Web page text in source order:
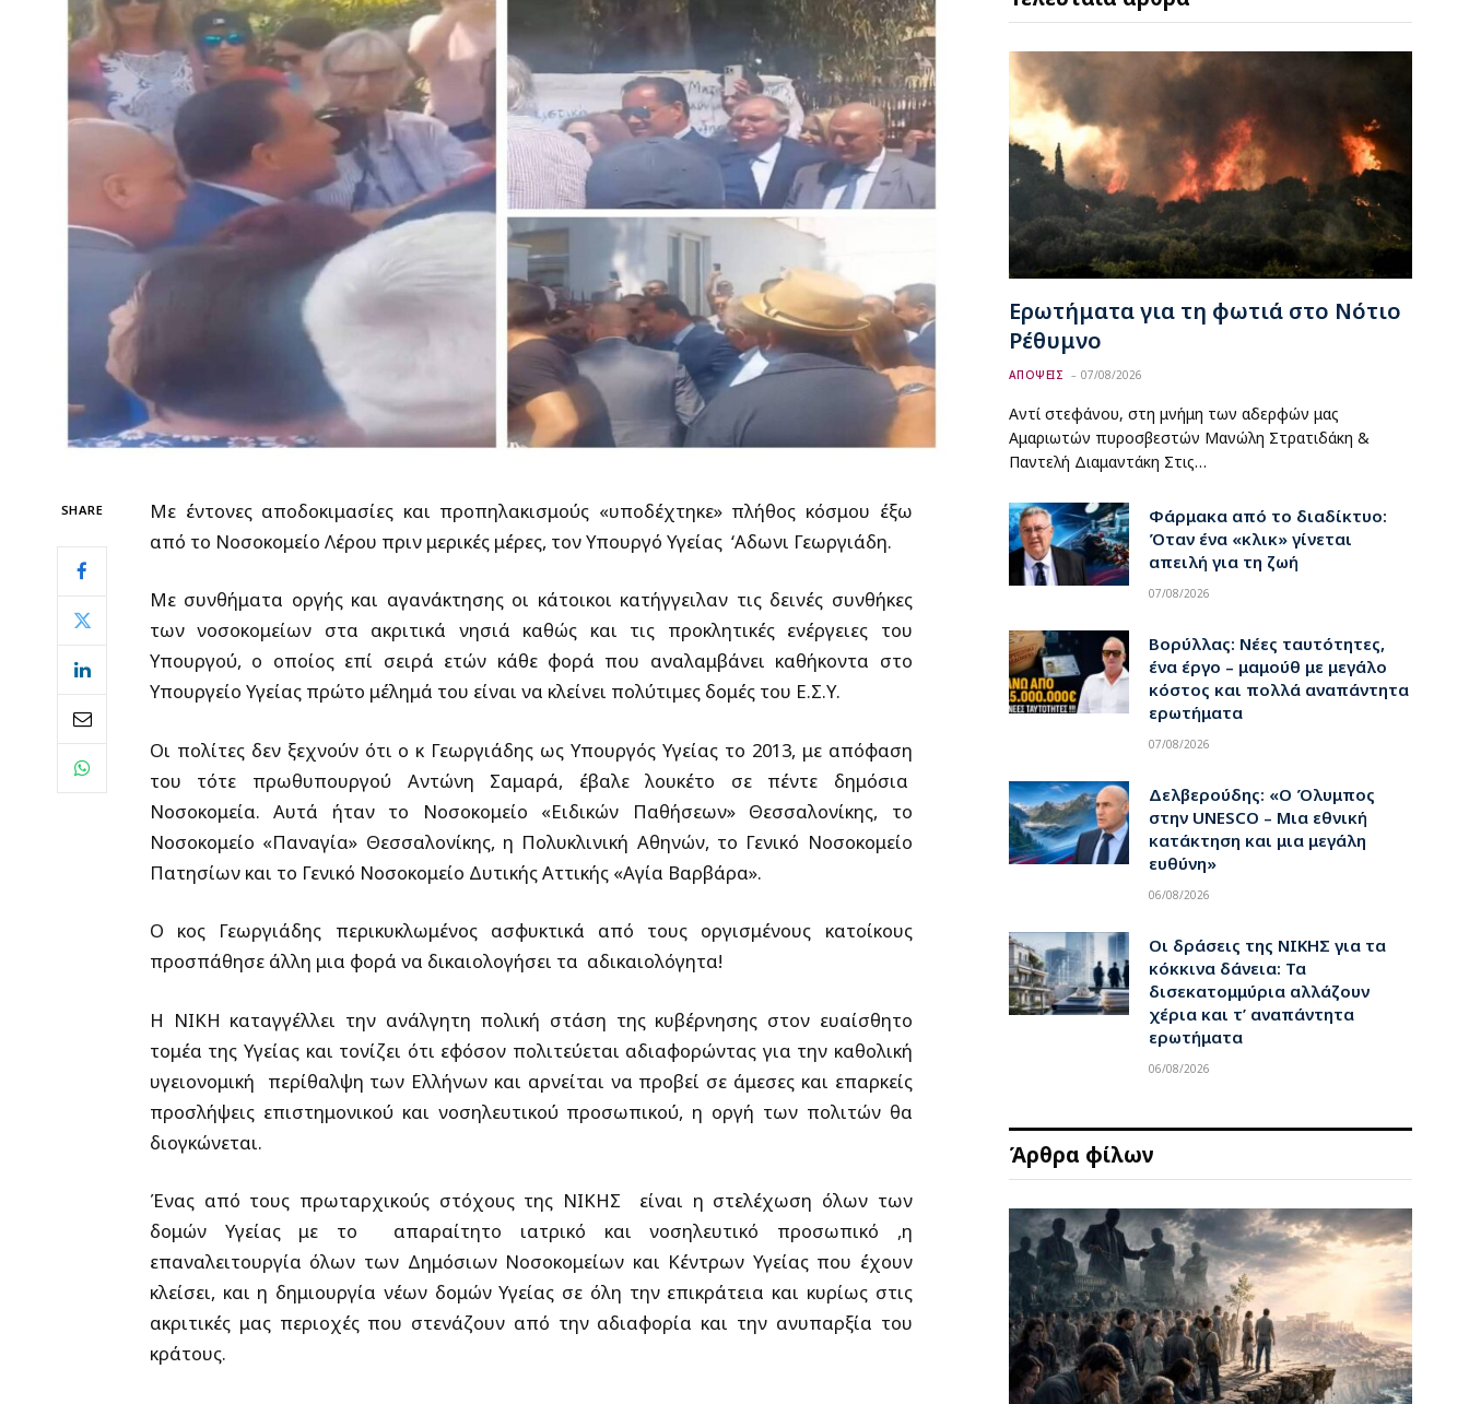
SHARE
Με έντονες αποδοκιμασίες και προπηλακισμούς «υποδέχτηκε» πλήθος κόσμου έξω
από το Νοσοκομείο Λέρου πριν μερικές μέρες, τον Υπουργό Υγείας ‘Αδωνι Γεωργιάδη.
Με συνθήματα οργής και αγανάκτησης οι κάτοικοι κατήγγειλαν τις δεινές συνθήκες
των νοσοκομείων στα ακριτικά νησιά καθώς και τις προκλητικές ενέργειες του
Υπουργού, ο οποίος επί σειρά ετών κάθε φορά που αναλαμβάνει καθήκοντα στο
Υπουργείο Υγείας πρώτο μέλημά του είναι να κλείνει πολύτιμες δομές του Ε.Σ.Υ.
Οι πολίτες δεν ξεχνούν ότι ο κ Γεωργιάδης ως Υπουργός Υγείας το 2013, με απόφαση
του τότε πρωθυπουργού Αντώνη Σαμαρά, έβαλε λουκέτο σε πέντε δημόσια
Νοσοκομεία. Αυτά ήταν το Νοσοκομείο «Ειδικών Παθήσεων» Θεσσαλονίκης, το
Νοσοκομείο «Παναγία» Θεσσαλονίκης, η Πολυκλινική Αθηνών, το Γενικό Νοσοκομείο
Πατησίων και το Γενικό Νοσοκομείο Δυτικής Αττικής «Αγία Βαρβάρα».
Ο κος Γεωργιάδης περικυκλωμένος ασφυκτικά από τους οργισμένους κατοίκους
προσπάθησε άλλη μια φορά να δικαιολογήσει τα αδικαιολόγητα!
Η ΝΙΚΗ καταγγέλλει την ανάλγητη πολική στάση της κυβέρνησης στον ευαίσθητο
τομέα της Υγείας και τονίζει ότι εφόσον πολιτεύεται αδιαφορώντας για την καθολική
υγειονομική περίθαλψη των Ελλήνων και αρνείται να προβεί σε άμεσες και επαρκείς
προσλήψεις επιστημονικού και νοσηλευτικού προσωπικού, η οργή των πολιτών θα
διογκώνεται.
Ένας από τους πρωταρχικούς στόχους της ΝΙΚΗΣ είναι η στελέχωση όλων των
δομών Υγείας με το απαραίτητο ιατρικό και νοσηλευτικό προσωπικό ,η
επαναλειτουργία όλων των Δημόσιων Νοσοκομείων και Κέντρων Υγείας που έχουν
κλείσει, και η δημιουργία νέων δομών Υγείας σε όλη την επικράτεια και κυρίως στις
ακριτικές μας περιοχές που στενάζουν από την αδιαφορία και την ανυπαρξία του
κράτους.
Ερωτήματα για τη φωτιά στο Νότιο
Ρέθυμνο
ΑΠΟΨΕΙΣ 07/08/2026
Αντί στεφάνου, στη μνήμη των αδερφών μας
Αμαριωτών πυροσβεστών Μανώλη Στρατιδάκη &
Παντελή Διαμαντάκη Στις…
Φάρμακα από το διαδίκτυο:
Όταν ένα «κλικ» γίνεται
απειλή για τη ζωή
07/08/2026
Βορύλλας: Νέες ταυτότητες,
ένα έργο – μαμούθ με μεγάλο
κόστος και πολλά αναπάντητα
ερωτήματα
07/08/2026
Δελβερούδης: «Ο Όλυμπος
στην UNESCO – Μια εθνική
κατάκτηση και μια μεγάλη
ευθύνη»
06/08/2026
Οι δράσεις της ΝΙΚΗΣ για τα
κόκκινα δάνεια: Τα
δισεκατομμύρια αλλάζουν
χέρια και τ’ αναπάντητα
ερωτήματα
06/08/2026
Άρθρα φίλων